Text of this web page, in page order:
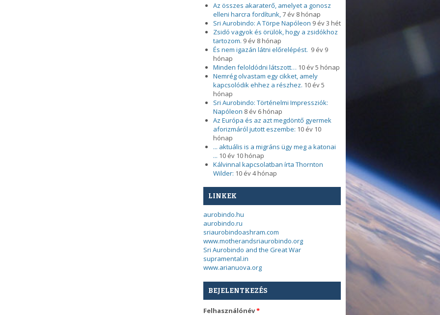
Az összes akaraterő, amelyet a gonosz
elleni harcra fordítunk, 7 év 8 hónap
Sri Aurobindo: A Törpe Napóleon 9 év 3 hét
Zsidó vagyok és örülök, hogy a zsidókhoz
tartozom. 9 év 8 hónap
És nem igazán látni előrelépést. 9 év 9
hónap
Minden feloldódni látszott… 10 év 5 hónap
Nemrég olvastam egy cikket, amely
kapcsolódik ehhez a részhez. 10 év 5
hónap
Sri Aurobindo: Történelmi Impressziók:
Napóleon 8 év 6 hónap
Az Európa és az azt megdöntő gyermek
aforizmáról jutott eszembe: 10 év 10
hónap
... aktuális is a migráns ügy meg a katonai
... 10 év 10 hónap
Kálvinnal kapcsolatban írta Thornton
Wilder: 10 év 4 hónap
LINKEK
aurobindo.hu
aurobindo.ru
sriaurobindoashram.com
www.motherandsriaurobindo.org
Sri Aurobindo and the Great War
supramental.in
www.arianuova.org
BEJELENTKEZÉS
Felhasználónév*